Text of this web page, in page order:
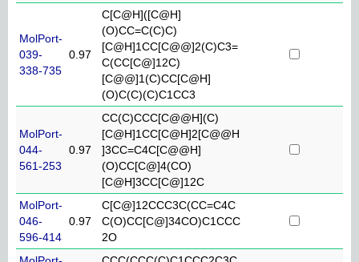
MolPort-
039-
338-735
0.97
C[C@H]([C@H]
(O)CC=C(C)C)
[C@H]1CC[C@@]2(C)C3=
C(CC[C@]12C)
[C@@]1(C)CC[C@H]
(O)C(C)(C)C1CC3
MolPort-
044-
561-253
0.97
CC(C)CCC[C@@H](C)
[C@H]1CC[C@H]2[C@@H
]3CC=C4C[C@@H]
(O)CC[C@]4(CO)
[C@H]3CC[C@]12C
MolPort-
046-
596-414
0.97
C[C@]12CCC3C(CC=C4C
C(O)CC[C@]34CO)C1CCC
2O